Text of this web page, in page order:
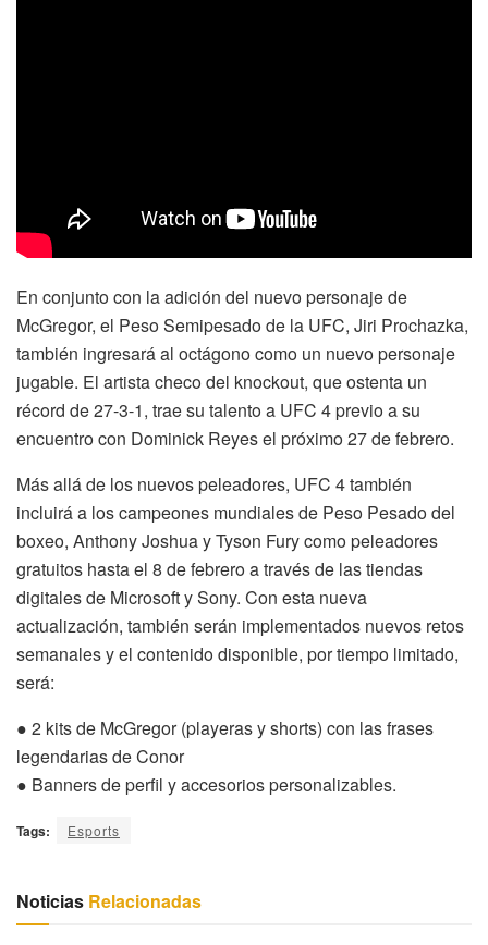
En conjunto con la adición del nuevo personaje de
McGregor, el Peso Semipesado de la UFC, Jiri Prochazka,
también ingresará al octágono como un nuevo personaje
jugable. El artista checo del knockout, que ostenta un
récord de 27-3-1, trae su talento a UFC 4 previo a su
encuentro con Dominick Reyes el próximo 27 de febrero.
Más allá de los nuevos peleadores, UFC 4 también
incluirá a los campeones mundiales de Peso Pesado del
boxeo, Anthony Joshua y Tyson Fury como peleadores
gratuitos hasta el 8 de febrero a través de las tiendas
digitales de Microsoft y Sony. Con esta nueva
actualización, también serán implementados nuevos retos
semanales y el contenido disponible, por tiempo limitado,
será:
● 2 kits de McGregor (playeras y shorts) con las frases
legendarias de Conor
● Banners de perfil y accesorios personalizables.
Tags: Esports
Noticias Relacionadas